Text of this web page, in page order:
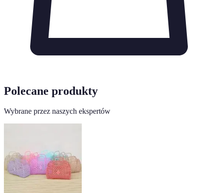
Polecane produkty
Wybrane przez naszych ekspertów